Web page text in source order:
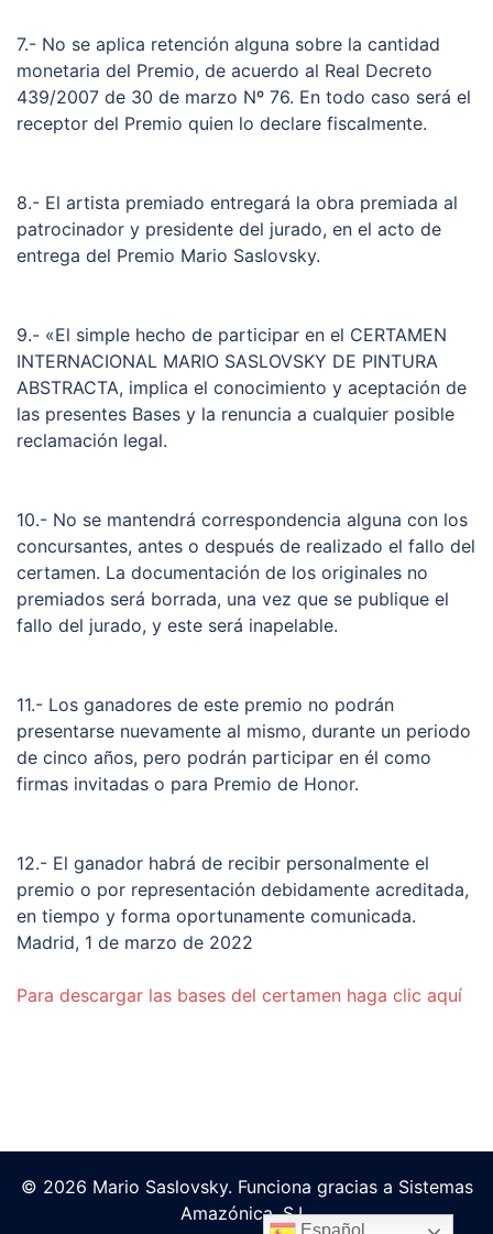
7.- No se aplica retención alguna sobre la cantidad
monetaria del Premio, de acuerdo al Real Decreto
439/2007 de 30 de marzo Nº 76. En todo caso será el
receptor del Premio quien lo declare fiscalmente.
8.- El artista premiado entregará la obra premiada al
patrocinador y presidente del jurado, en el acto de
entrega del Premio Mario Saslovsky.
9.- «El simple hecho de participar en el CERTAMEN
INTERNACIONAL MARIO SASLOVSKY DE PINTURA
ABSTRACTA, implica el conocimiento y aceptación de
las presentes Bases y la renuncia a cualquier posible
reclamación legal.
10.- No se mantendrá correspondencia alguna con los
concursantes, antes o después de realizado el fallo del
certamen. La documentación de los originales no
premiados será borrada, una vez que se publique el
fallo del jurado, y este será inapelable.
11.- Los ganadores de este premio no podrán
presentarse nuevamente al mismo, durante un periodo
de cinco años, pero podrán participar en él como
firmas invitadas o para Premio de Honor.
12.- El ganador habrá de recibir personalmente el
premio o por representación debidamente acreditada,
en tiempo y forma oportunamente comunicada.
Madrid, 1 de marzo de 2022
Para descargar las bases del certamen haga clic aquí
© 2026 Mario Saslovsky. Funciona gracias a Sistemas
Amazónica, S.L.